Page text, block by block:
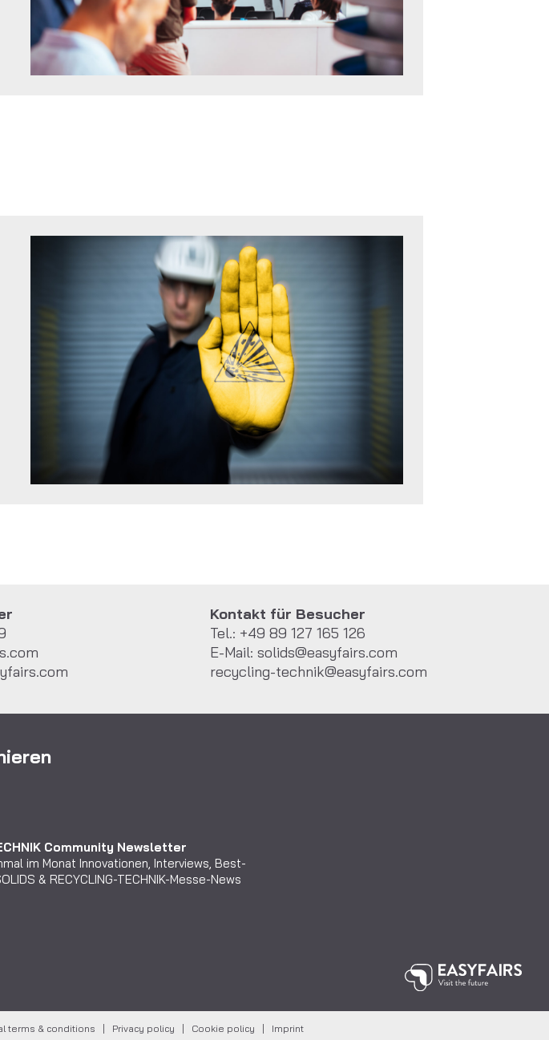
Kontakt für Besucher
Tel.: +49 89 127 165 126
E-Mail: solids@easyfairs.com
recycling-technik@easyfairs.com
Community Newsletter
im Monat Innovationen, Interviews, Best-
& RECYCLING-TECHNIK-Messe-News
terms & conditions Privacy policy Cookie policy Imprint